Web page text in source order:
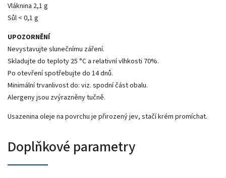
Vláknina 2,1 g
Sůl < 0,1 g
UPOZORNĚNÍ
Nevystavujte slunečnímu záření.
Skladujte do teploty 25 °C a relativní vlhkosti 70%.
Po otevření spotřebujte do 14 dnů.
Minimální trvanlivost do: viz. spodní část obalu.
Alergeny jsou zvýrazněny tučně.
Usazenina oleje na povrchu je přirozený jev, stačí krém promíchat.
Doplňkové parametry